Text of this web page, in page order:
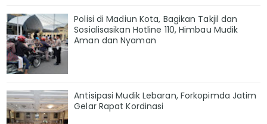
Polisi di Madiun Kota, Bagikan Takjil dan
Sosialisasikan Hotline 110, Himbau Mudik
Aman dan Nyaman
Antisipasi Mudik Lebaran, Forkopimda Jatim
Gelar Rapat Kordinasi